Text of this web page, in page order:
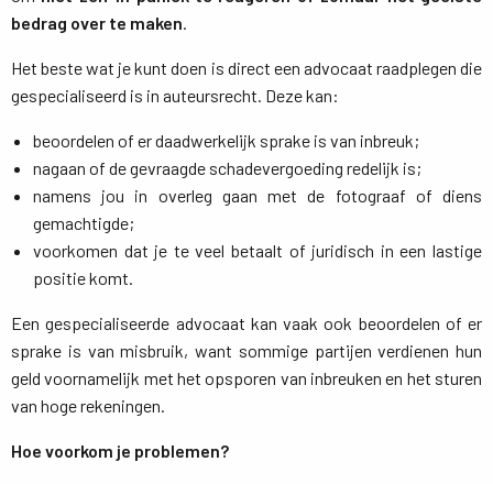
bedrag over te maken.
Het beste wat je kunt doen is direct een advocaat raadplegen die
gespecialiseerd is in auteursrecht. Deze kan:
beoordelen of er daadwerkelijk sprake is van inbreuk;
nagaan of de gevraagde schadevergoeding redelijk is;
namens jou in overleg gaan met de fotograaf of diens
gemachtigde;
voorkomen dat je te veel betaalt of juridisch in een lastige
positie komt.
Een gespecialiseerde advocaat kan vaak ook beoordelen of er
sprake is van misbruik, want sommige partijen verdienen hun
geld voornamelijk met het opsporen van inbreuken en het sturen
van hoge rekeningen.
Hoe voorkom je problemen?